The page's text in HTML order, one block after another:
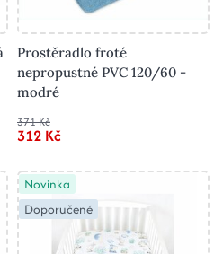
Prostěradlo froté
nepropustné PVC 120/60 -
modré
371 Kč
312 Kč
Novinka
Doporučené